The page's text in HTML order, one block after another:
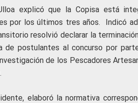
explicó que la Copisa está
por los últimos tres años. Indicó
resolvió declarar la
postulantes al concurso por
de los Pescadores
elaboró la normativa